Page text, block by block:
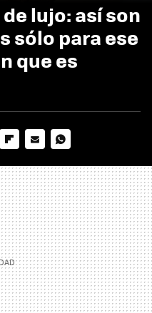
lujo: así son
sólo para ese
que es
MAIL